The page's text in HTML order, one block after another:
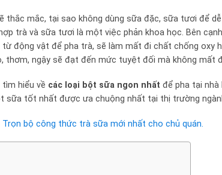
thắc mắc, tại sao không dùng sữa đặc, sữa tươi để
trà và sữa tươi là một việc phản khoa học. Bên
động vật để pha trà, sẽ làm mất đi chất chống oxy
thơm, ngậy sẽ đạt đến mức tuyệt đối mà không mất
tìm hiểu về các loại bột sữa ngon nhất để pha tại nhà
sữa tốt nhất được ưa chuộng nhất tại thị trường
Trọn bộ công thức trà sữa mới nhất cho chủ quán.